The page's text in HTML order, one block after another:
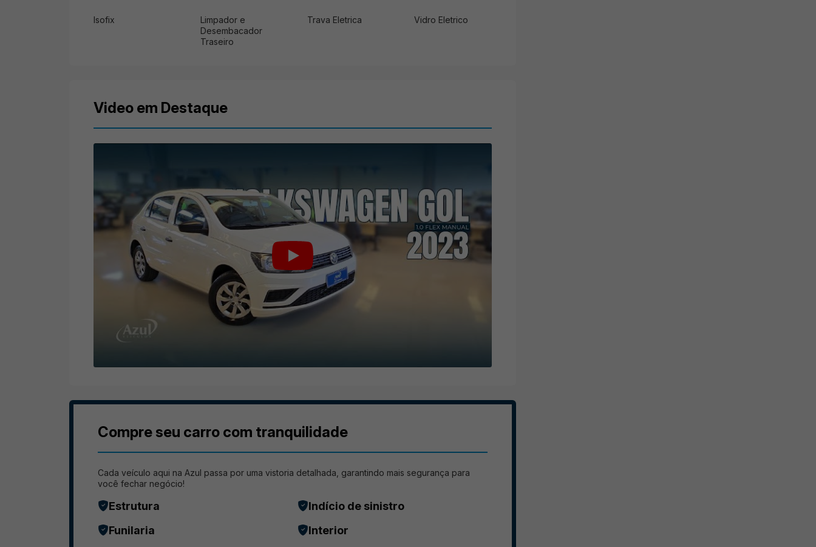
Isofix
Limpador e
Desembacador
Traseiro
Trava Eletrica Vidro Eletrico
Video em Destaque
Compre seu carro com tranquilidade
Cada veículo aqui na Azul passa por uma vistoria detalhada, garantindo mais segurança para
você fechar negócio!
Estrutura
Indício de sinistro
Funilaria
Interior